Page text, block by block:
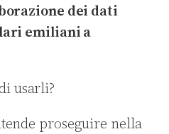
dei dati
emiliani a
usarli?
proseguire nella